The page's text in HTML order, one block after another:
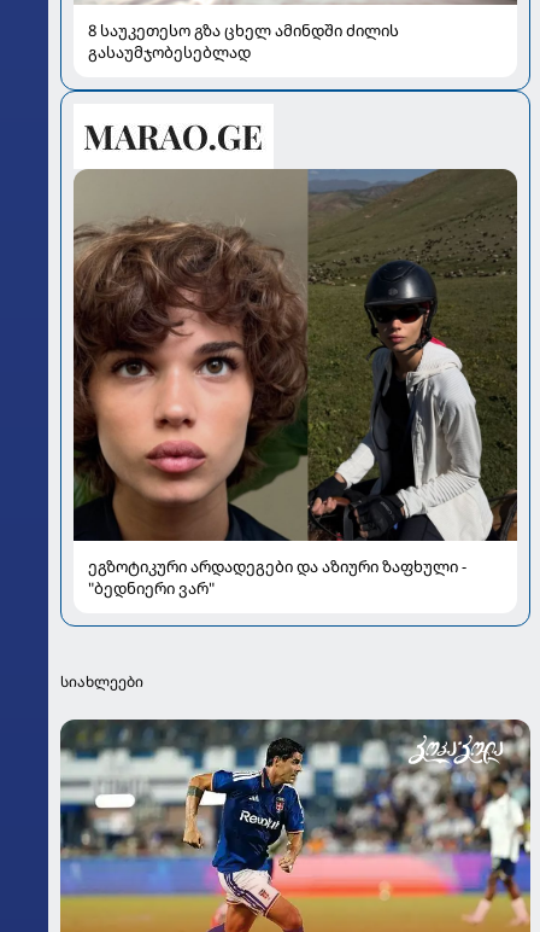
8 საუკეთესო გზა ცხელ ამინდში ძილის
გასაუმჯობესებლად
ეგზოტიკური არდადეგები და აზიური ზაფხული -
"ბედნიერი ვარ"
სიახლეები